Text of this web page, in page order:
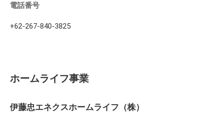
電話番号
+62-267-840-3825
ホームライフ事業
伊藤忠エネクスホームライフ（株）